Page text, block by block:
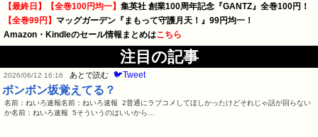
【最終日】【全巻100円均一】 集英社 創業100周年記念『GANTZ』全巻100円！
【全巻99円】 マッグガーデン『まもって守護月天！』99円均一！
Amazon・Kindleのセール情報まとめはこちら
注目の記事
2026/06/12 16:16 あとで読む 🐦Tweet
ボンボン坂覚えてる？
名前：ねいろ速報名前：ねいろ速報 2普通にラブコメしてほしかったけどそれじゃ話が回らない
か名前：ねいろ速報 5そういうのはいいから…